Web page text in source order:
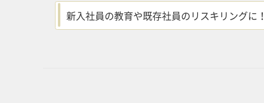
新入社員の教育や既存社員のリスキリングに！